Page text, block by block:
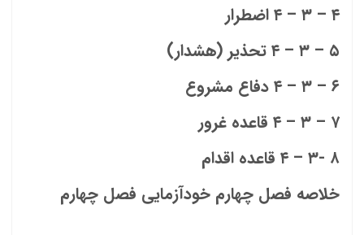
۴ – ۳ – ۴ اضطرار
۵ – ۳ – ۴ تحذير (هشدار)
۶ – ۳ – ۴ دفاع مشروع
۷ – ۳ – ۴ قاعده غرور
۸ -۳ – ۴ قاعده اقدام
خلاصه فصل چهارم خودآزمایی فصل چهارم